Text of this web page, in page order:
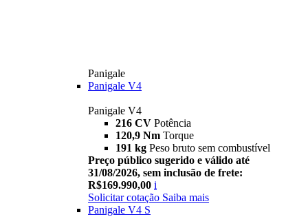
Panigale
Panigale V4
Panigale V4
216 CV Potência
120,9 Nm Torque
191 kg Peso bruto sem combustível
Preço público sugerido e válido até
31/08/2026, sem inclusão de frete:
R$169.990,00 i
Solicitar cotação Saiba mais
Panigale V4 S